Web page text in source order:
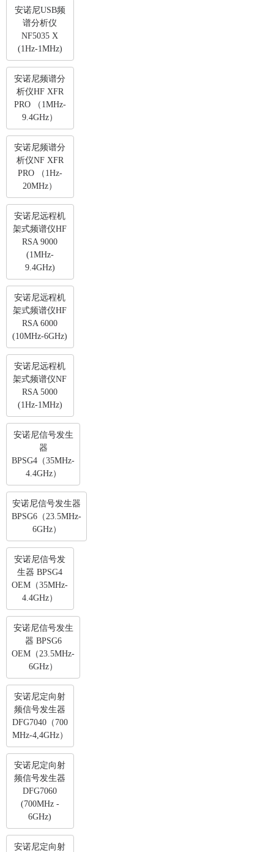
安诺尼USB频
谱分析仪
NF5035 X
(1Hz-1MHz)
安诺尼频谱分
析仪HF XFR
PRO （1MHz-
9.4GHz）
安诺尼频谱分
析仪NF XFR
PRO （1Hz-
20MHz）
安诺尼远程机
架式频谱仪HF
RSA 9000
(1MHz-
9.4GHz)
安诺尼远程机
架式频谱仪HF
RSA 6000
(10MHz-6GHz)
安诺尼远程机
架式频谱仪NF
RSA 5000
(1Hz-1MHz)
安诺尼信号发生
器
BPSG4（35MHz-
4.4GHz）
安诺尼信号发生器
BPSG6（23.5MHz-
6GHz）
安诺尼信号发
生器 BPSG4
OEM（35MHz-
4.4GHz）
安诺尼信号发生
器 BPSG6
OEM（23.5MHz-
6GHz）
安诺尼定向射
频信号发生器
DFG7040（700
MHz-4,4GHz）
安诺尼定向射
频信号发生器
DFG7060
(700MHz -
6GHz)
安诺尼定向射